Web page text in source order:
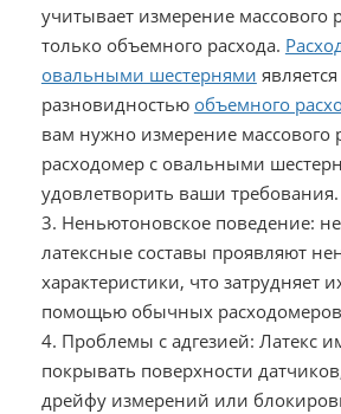
учитывает измерение массового
только объемного расхода.
овальными шестернями является
разновидностью объемного
вам нужно измерение массового
расходомер с овальными
удовлетворить ваши требования.
3. Неньютоновское поведение:
латексные составы проявляют
характеристики, что затрудняет
помощью обычных
4. Проблемы с адгезией: Латекс
покрывать поверхности
дрейфу измерений или